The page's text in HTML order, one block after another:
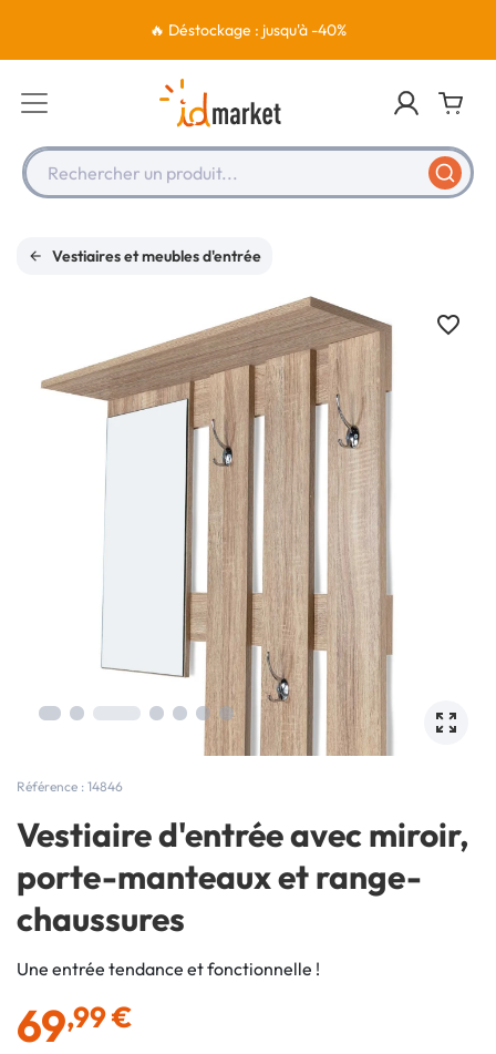
🔥 Déstockage : jusqu'à -40%
Rechercher un produit...
Vestiaires et meubles d'entrée
Référence : 14846
Vestiaire d'entrée avec miroir,
porte-manteaux et range-
chaussures
Une entrée tendance et fonctionnelle !
69,99 €
favorite_border